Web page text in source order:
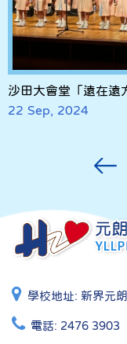
沙田大會堂「遠在遠
22 Sep, 2024
學校地址: 新界元
電話: 2476 3903